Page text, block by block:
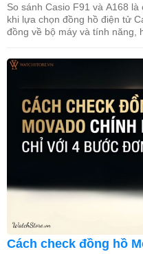
So sánh Casio F91 và A168
khi lựa chọn đồng hồ điện tử
đồng về bộ máy và tính năng,
Cách check đồng hồ